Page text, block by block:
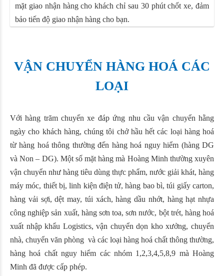
mặt giao nhận hàng cho khách chỉ sau 30 phút chốt xe, đảm
bảo tiến độ giao nhận hàng cho bạn.
VẬN CHUYỂN HÀNG HOÁ CÁC
LOẠI
Với hàng trăm chuyến xe đáp ứng nhu cầu vận chuyển hằng
ngày cho khách hàng, chúng tôi chở hầu hết các loại hàng hoá
từ hàng hoá thông thường đến hàng hoá nguy hiểm (hàng DG
và Non – DG). Một số mặt hàng mà Hoàng Minh thường xuyên
vận chuyển như hàng tiêu dùng thực phẩm, nước giải khát, hàng
máy móc, thiết bị, linh kiện điện tử, hàng bao bì, túi giấy carton,
hàng vải sợi, dệt may, túi xách, hàng dầu nhớt, hàng hạt nhựa
công nghiệp sản xuất, hàng sơn toa, sơn nước, bột trét, hàng hoá
xuất nhập khẩu Logistics, vận chuyển dọn kho xưởng, chuyển
nhà, chuyển văn phòng và các loại hàng hoá chất thông thường,
hàng hoá chất nguy hiểm các nhóm 1,2,3,4,5,8,9 mà Hoàng
Minh đã được cấp phép.